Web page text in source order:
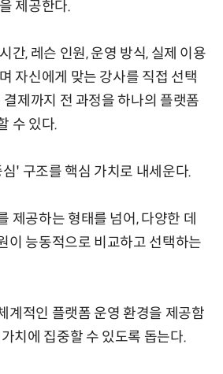
제공한다.
간, 레슨 인원, 운영 방식, 실제 이용
자신에게 맞는 강사를 직접 선택
결제까지 전 과정을 하나의 플랫폼
수 있다.
' 구조를 핵심 가치로 내세운다.
제공하는 형태를 넘어, 다양한 데
이 능동적으로 비교하고 선택하는
계적인 플랫폼 운영 환경을 제공함
치에 집중할 수 있도록 돕는다.